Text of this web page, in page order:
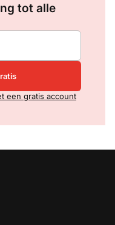
tot alle
een gratis account